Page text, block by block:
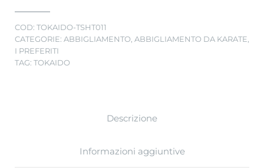
COD: TOKAIDO-TSHT011
CATEGORIE: ABBIGLIAMENTO, ABBIGLIAMENTO DA KARATE,
I PREFERITI
TAG: TOKAIDO
Descrizione
Informazioni aggiuntive